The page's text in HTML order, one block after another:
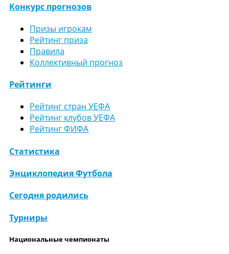
Конкурс прогнозов
Призы игрокам
Рейтинг приза
Правила
Коллективный прогноз
Рейтинги
Рейтинг стран УЕФА
Рейтинг клубов УЕФА
Рейтинг ФИФА
Статистика
Энциклопедия Футбола
Сегодня родились
Турниры
Национальные чемпионаты